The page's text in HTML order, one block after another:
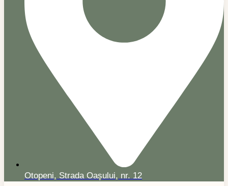
Otopeni, Strada Oașului, nr. 12